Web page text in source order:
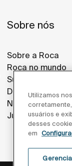
Sobre nós
Sobre a Roca
Roca no mundo
Sustentabilidade
Design e
Notícias
Junte-se a nós
Utilizamos
usuários e
desses
em